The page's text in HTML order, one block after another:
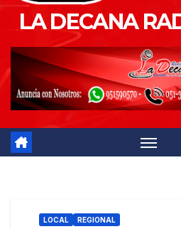
LA DECANA
LOCAL REGIONAL